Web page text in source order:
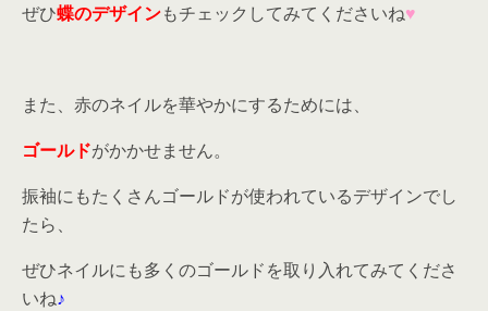
ぜひ蝶のデザインもチェックしてみてくださいね♥
また、赤のネイルを華やかにするためには、
ゴールドがかかせません。
振袖にもたくさんゴールドが使われているデザインでし
たら、
ぜひネイルにも多くのゴールドを取り入れてみてくださ
いね♪